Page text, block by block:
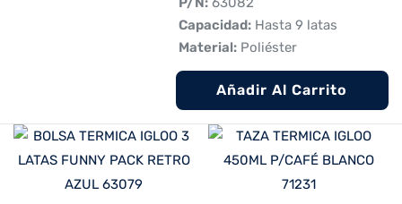
 Capacidad:Hasta 9 latas
 Material:Poliéster
Añadir Al Carrito